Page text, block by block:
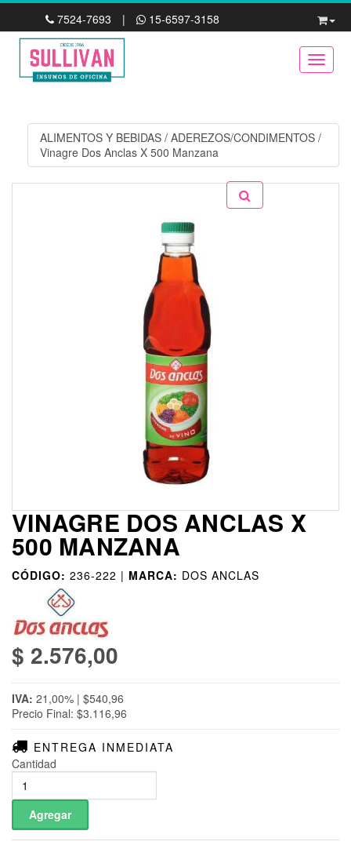
7524-7693 | 15-6597-3158
ALIMENTOS Y BEBIDAS / ADEREZOS/CONDIMENTOS /
Vinagre Dos Anclas X 500 Manzana
VINAGRE DOS ANCLAS X
500 MANZANA
CÓDIGO: 236-222 | MARCA: DOS ANCLAS
$ 2.576,00
IVA: 21,00% | $540,96
Precio Final: $3.116,96
ENTREGA INMEDIATA
Cantidad